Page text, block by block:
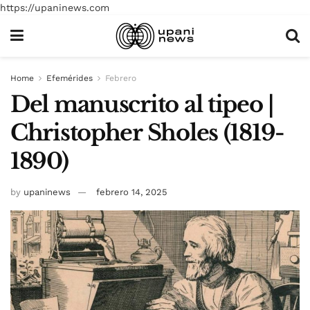
https://upaninews.com
Home Efemérides Febrero
Del manuscrito al tipeo |
Christopher Sholes (1819-
1890)
by upaninews febrero 14, 2025